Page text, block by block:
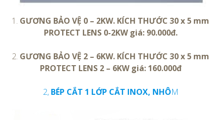
1. GƯƠNG BẢO VỆ 0 – 2KW. KÍCH THƯỚC 30 x 5 mm
PROTECT LENS 0-2KW giá: 90.000đ.
2. GƯƠNG BẢO VỆ 2 – 6KW. KÍCH THƯỚC 30 x 5 mm
PROTECT LENS 2 – 6KW giá: 160.000đ
2, BÉP CẮT 1 LỚP CẮT INOX, NHÔM